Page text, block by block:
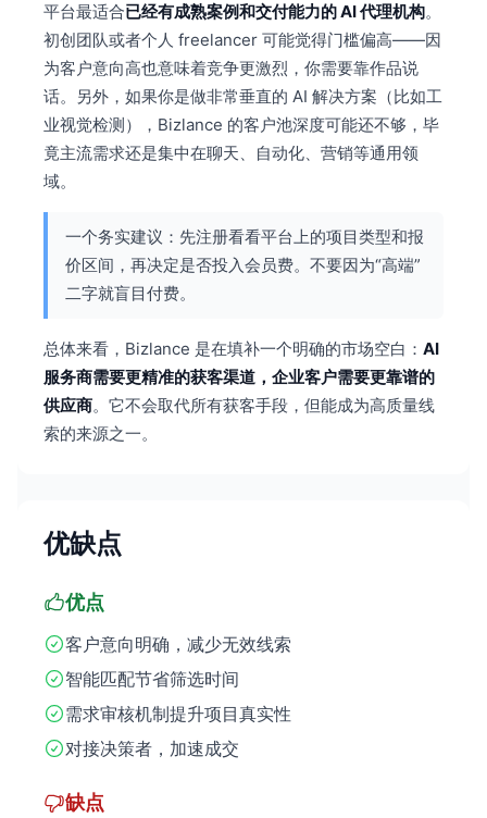
平台最适合已经有成熟案例和交付能力的 AI 代理机构。
初创团队或者个人 freelancer 可能觉得门槛偏高——因
为客户意向高也意味着竞争更激烈，你需要靠作品说
话。另外，如果你是做非常垂直的 AI 解决方案（比如工
业视觉检测），Bizlance 的客户池深度可能还不够，毕
竟主流需求还是集中在聊天、自动化、营销等通用领
域。
一个务实建议：先注册看看平台上的项目类型和报
价区间，再决定是否投入会员费。不要因为“高端”
二字就盲目付费。
总体来看，Bizlance 是在填补一个明确的市场空白： AI
服务商需要更精准的获客渠道，企业客户需要更靠谱的
供应商。它不会取代所有获客手段，但能成为高质量线
索的来源之一。
优缺点
优点
客户意向明确，减少无效线索
智能匹配节省筛选时间
需求审核机制提升项目真实性
对接决策者，加速成交
缺点